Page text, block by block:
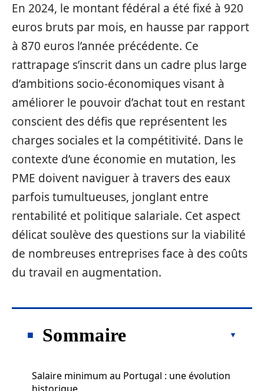
En 2024, le montant fédéral a été fixé à 920
euros bruts par mois, en hausse par rapport
à 870 euros l’année précédente. Ce
rattrapage s’inscrit dans un cadre plus large
d’ambitions socio-économiques visant à
améliorer le pouvoir d’achat tout en restant
conscient des défis que représentent les
charges sociales et la compétitivité. Dans le
contexte d’une économie en mutation, les
PME doivent naviguer à travers des eaux
parfois tumultueuses, jonglant entre
rentabilité et politique salariale. Cet aspect
délicat soulève des questions sur la viabilité
de nombreuses entreprises face à des coûts
du travail en augmentation.
Sommaire
Salaire minimum au Portugal : une évolution
historique